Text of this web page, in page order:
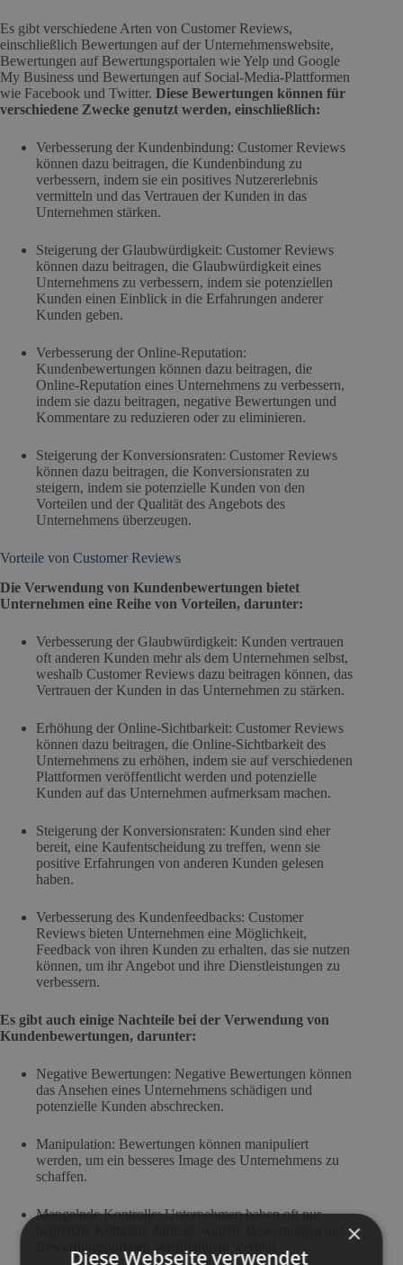
Es gibt verschiedene Arten von Customer Reviews,
einschließlich Bewertungen auf der Unternehmenswebsite,
Bewertungen auf Bewertungsportalen wie Yelp und Google
My Business und Bewertungen auf Social-Media-Plattformen
wie Facebook und Twitter. Diese Bewertungen können für
verschiedene Zwecke genutzt werden, einschließlich:
Verbesserung der Kundenbindung: Customer Reviews
können dazu beitragen, die Kundenbindung zu
verbessern, indem sie ein positives Nutzererlebnis
vermitteln und das Vertrauen der Kunden in das
Unternehmen stärken.
Steigerung der Glaubwürdigkeit: Customer Reviews
können dazu beitragen, die Glaubwürdigkeit eines
Unternehmens zu verbessern, indem sie potenziellen
Kunden einen Einblick in die Erfahrungen anderer
Kunden geben.
Verbesserung der Online-Reputation:
Kundenbewertungen können dazu beitragen, die
Online-Reputation eines Unternehmens zu verbessern,
indem sie dazu beitragen, negative Bewertungen und
Kommentare zu reduzieren oder zu eliminieren.
Steigerung der Konversionsraten: Customer Reviews
können dazu beitragen, die Konversionsraten zu
steigern, indem sie potenzielle Kunden von den
Vorteilen und der Qualität des Angebots des
Unternehmens überzeugen.
Vorteile von Customer Reviews
Die Verwendung von Kundenbewertungen bietet
Unternehmen eine Reihe von Vorteilen, darunter:
Verbesserung der Glaubwürdigkeit: Kunden vertrauen
oft anderen Kunden mehr als dem Unternehmen selbst,
weshalb Customer Reviews dazu beitragen können, das
Vertrauen der Kunden in das Unternehmen zu stärken.
Erhöhung der Online-Sichtbarkeit: Customer Reviews
können dazu beitragen, die Online-Sichtbarkeit des
Unternehmens zu erhöhen, indem sie auf verschiedenen
Plattformen veröffentlicht werden und potenzielle
Kunden auf das Unternehmen aufmerksam machen.
Steigerung der Konversionsraten: Kunden sind eher
bereit, eine Kaufentscheidung zu treffen, wenn sie
positive Erfahrungen von anderen Kunden gelesen
haben.
Verbesserung des Kundenfeedbacks: Customer
Reviews bieten Unternehmen eine Möglichkeit,
Feedback von ihren Kunden zu erhalten, das sie nutzen
können, um ihr Angebot und ihre Dienstleistungen zu
verbessern.
Es gibt auch einige Nachteile bei der Verwendung von
Kundenbewertungen, darunter:
Negative Bewertungen: Negative Bewertungen können
das Ansehen eines Unternehmens schädigen und
potenzielle Kunden abschrecken.
Manipulation: Bewertungen können manipuliert
werden, um ein besseres Image des Unternehmens zu
schaffen.
Mangelnde Kontrolle: Unternehmen haben oft nur
×
Diese Webseite verwendet